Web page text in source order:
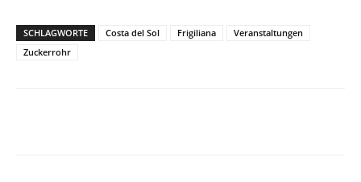
SCHLAGWORTE Costa del Sol Frigiliana
Veranstaltungen
Zuckerrohr